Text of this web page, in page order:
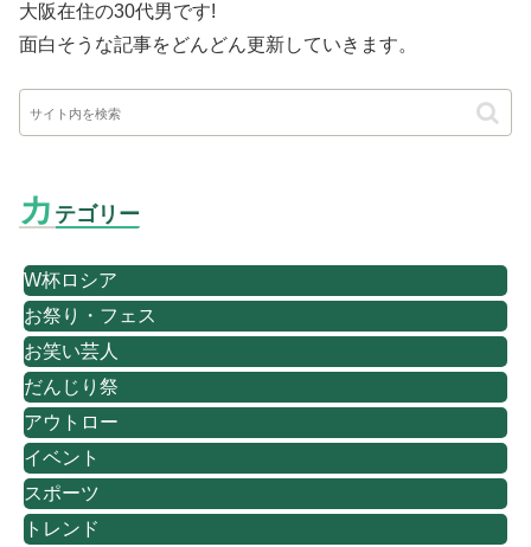
大阪在住の30代男です!
面白そうな記事をどんどん更新していきます。
カ テゴリー
W杯ロシア
お祭り・フェス
お笑い芸人
だんじり祭
アウトロー
イベント
スポーツ
トレンド